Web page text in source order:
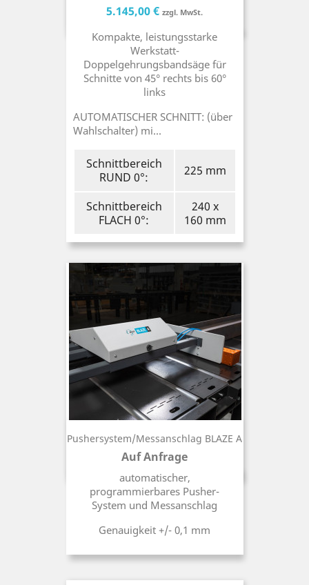
Preis
5.145,00 € zzgl. MwSt.Preis
Kompakte, leistungsstarke
Werkstatt-
Doppelgehrungsbandsäge für
Schnitte von 45° rechts bis 60°
links
AUTOMATISCHER SCHNITT: (über
Wahlschalter) mi...
Schnittbereich
RUND 0°:
225 mm
Schnittbereich
FLACH 0°:
240 x
160 mm
Pushersystem/Messanschlag BLAZE A
Auf Anfrage
Preis
automatischer,
programmierbares Pusher-
System und Messanschlag
Genauigkeit +/- 0,1 mm